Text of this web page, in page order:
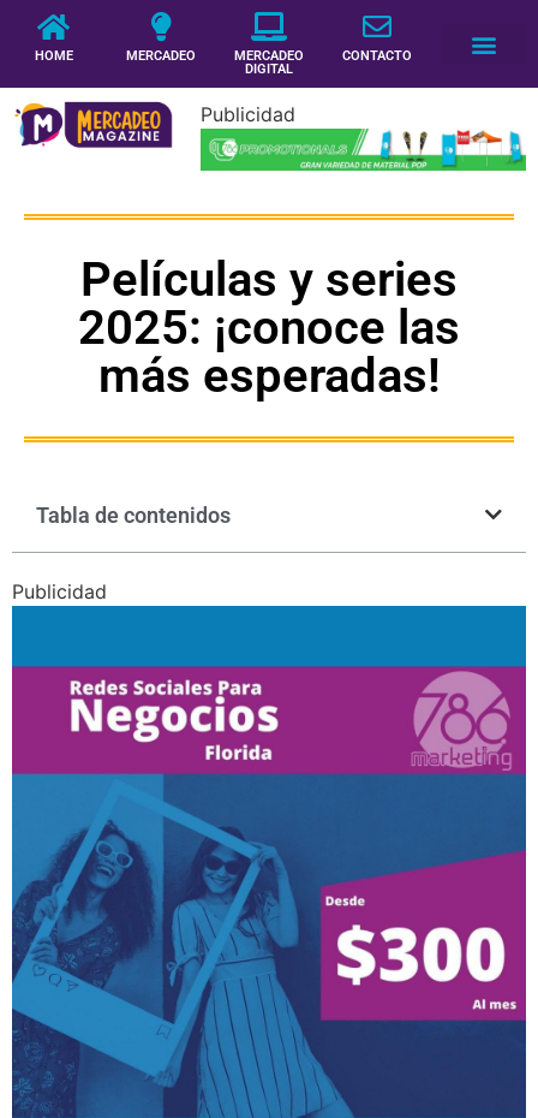
HOME MERCADEO
MERCADEO
DIGITAL
CONTACTO
Publicidad
Películas y series
2025: ¡conoce las
más esperadas!
Tabla de contenidos
Publicidad